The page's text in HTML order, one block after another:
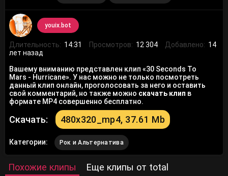
youix.bot
Длительность: 14:31 Просмотров: 12 304 Добавлено: 14
лет назад
Вашему вниманию представлен клип «30 Seconds To
Mars - Hurricane». У нас можно не только посмотреть
данный клип онлайн, проголосовать за него и оставить
свой комментарий, но также можно скачать клип в
формате MP4 совершенно бесплатно.
Скачать: 480x320_mp4, 37.61 Mb
Категории: Рок и Альтернатива
Похожие клипы Еще клипы от total